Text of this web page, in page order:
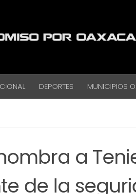
DEPORTES MUNICIPIOS
a
de la